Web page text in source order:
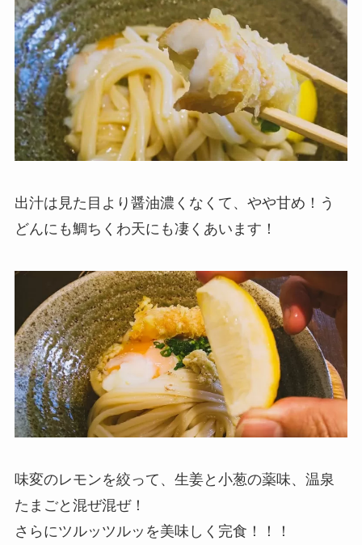
出汁は見た目より醤油濃くなくて、やや甘め！う
どんにも鯛ちくわ天にも凄くあいます！
味変のレモンを絞って、生姜と小葱の薬味、温泉
たまごと混ぜ混ぜ！
さらにツルッツルッを美味しく完食！！！